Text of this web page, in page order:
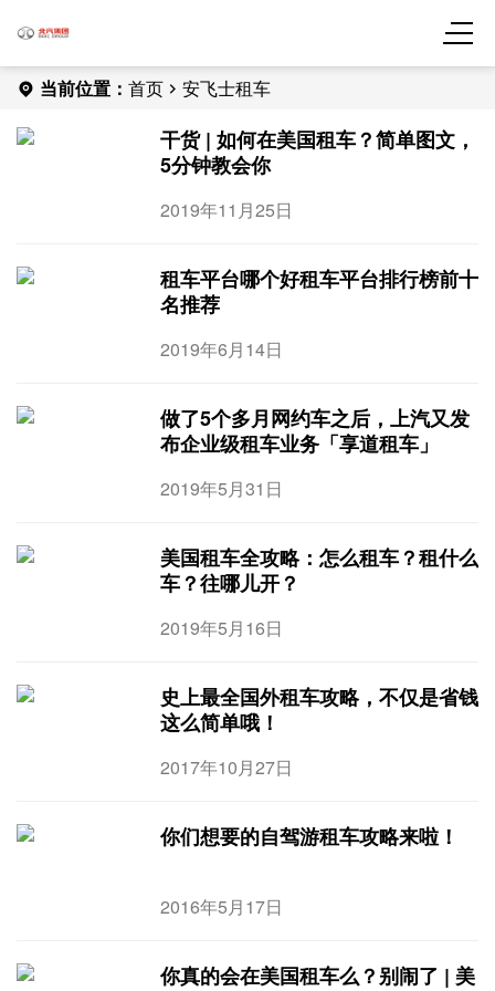
当前位置： 首页 安飞士租车
干货 | 如何在美国租车？简单图文，
5分钟教会你
2019年11月25日
租车平台哪个好租车平台排行榜前十
名推荐
2019年6月14日
做了5个多月网约车之后，上汽又发
布企业级租车业务「享道租车」
2019年5月31日
美国租车全攻略：怎么租车？租什么
车？往哪儿开？
2019年5月16日
史上最全国外租车攻略，不仅是省钱
这么简单哦！
2017年10月27日
你们想要的自驾游租车攻略来啦！
2016年5月17日
你真的会在美国租车么？别闹了 | 美